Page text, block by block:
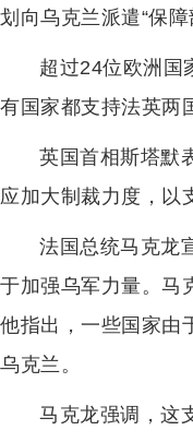
划向乌克兰派遣“保障
超过24位欧洲国
有国家都支持法英两
英国首相斯塔默
应加大制裁力度，以
法国总统马克龙
于加强乌军力量。马
他指出，一些国家由
乌克兰。
马克龙强调，这